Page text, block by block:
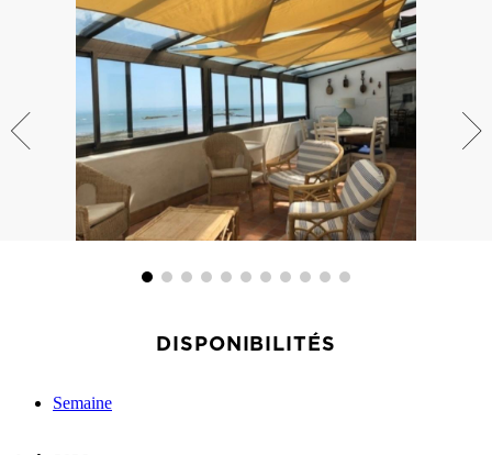
DISPONIBILITÉS